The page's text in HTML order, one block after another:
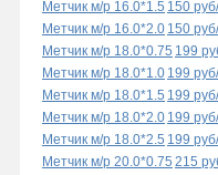
Метчик м/р 16.0*1.5 150
Метчик м/р 16.0*2.0 150
Метчик м/р 18.0*0.75 199
Метчик м/р 18.0*1.0 199
Метчик м/р 18.0*1.5 199
Метчик м/р 18.0*2.0 199
Метчик м/р 18.0*2.5 199
Метчик м/р 20.0*0.75 215